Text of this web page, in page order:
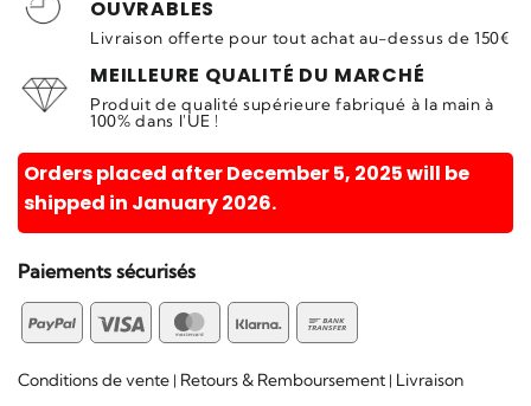
OUVRABLES
Livraison offerte pour tout achat au-dessus de 150€
MEILLEURE QUALITÉ DU MARCHÉ
Produit de qualité supérieure fabriqué à la main à
100% dans l'UE !
Orders placed after December 5, 2025 will be
shipped in January 2026.
Paiements sécurisés
PayPal Visa MasterCardKlarna
Transfer
Conditions de vente | Retours & Remboursement | Livraison